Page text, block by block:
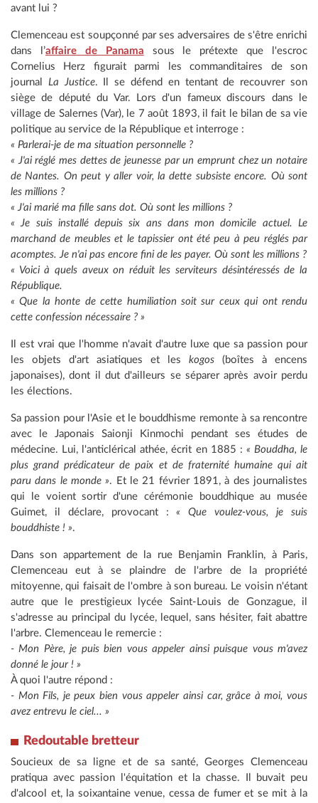
avant lui ?
Clemenceau est soupçonné par ses adversaires de s'être enrichi
dans l’affaire de Panama sous le prétexte que l'escroc
Cornelius Herz figurait parmi les commanditaires de son
journal La Justice. Il se défend en tentant de recouvrer son
siège de député du Var. Lors d'un fameux discours dans le
village de Salernes (Var), le 7 août 1893, il fait le bilan de sa vie
politique au service de la République et interroge :
« Parlerai-je de ma situation personnelle ?
« J'ai réglé mes dettes de jeunesse par un emprunt chez un notaire
de Nantes. On peut y aller voir, la dette subsiste encore. Où sont
les millions ?
« J'ai marié ma fille sans dot. Où sont les millions ?
« Je suis installé depuis six ans dans mon domicile actuel. Le
marchand de meubles et le tapissier ont été peu à peu réglés par
acomptes. Je n'ai pas encore fini de les payer. Où sont les millions ?
« Voici à quels aveux on réduit les serviteurs désintéressés de la
République.
« Que la honte de cette humiliation soit sur ceux qui ont rendu
cette confession nécessaire ? »
Il est vrai que l'homme n'avait d'autre luxe que sa passion pour
les objets d'art asiatiques et les kogos (boîtes à encens
japonaises), dont il dut d'ailleurs se séparer après avoir perdu
les élections.
Sa passion pour l'Asie et le bouddhisme remonte à sa rencontre
avec le Japonais Saionji Kinmochi pendant ses études de
médecine. Lui, l'anticlérical athée, écrit en 1885 : « Bouddha, le
plus grand prédicateur de paix et de fraternité humaine qui ait
paru dans le monde ». Et le 21 février 1891, à des journalistes
qui le voient sortir d'une cérémonie bouddhique au musée
Guimet, il déclare, provocant :« Que voulez-vous, je suis
bouddhiste ! ».
Dans son appartement de la rue Benjamin Franklin, à Paris,
Clemenceau eut à se plaindre de l'arbre de la propriété
mitoyenne, qui faisait de l'ombre à son bureau. Le voisin n'étant
autre que le prestigieux lycée Saint-Louis de Gonzague, il
s'adresse au principal du lycée, lequel, sans hésiter, fait abattre
l'arbre. Clemenceau le remercie :
- Mon Père, je puis bien vous appeler ainsi puisque vous m'avez
donné le jour ! »
À quoi l'autre répond :
- Mon Fils, je peux bien vous appeler ainsi car, grâce à moi, vous
avez entrevu le ciel... »
Redoutable bretteur
Soucieux de sa ligne et de sa santé, Georges Clemenceau
pratiqua avec passion l'équitation et la chasse. Il buvait peu
d'alcool et, la soixantaine venue, cessa de fumer et se mit à la